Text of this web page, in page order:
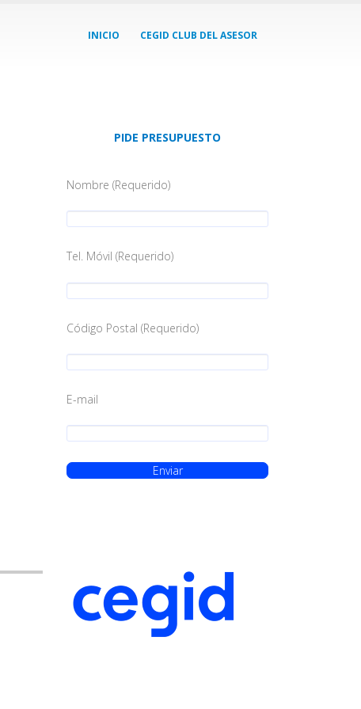
INICIO CEGID CLUB DEL ASESOR
PIDE PRESUPUESTO
Nombre (Requerido)
Tel. Móvil (Requerido)
Código Postal (Requerido)
E-mail